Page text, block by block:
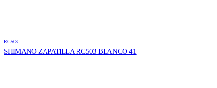
RC503
SHIMANO ZAPATILLA RC503 BLANCO 41